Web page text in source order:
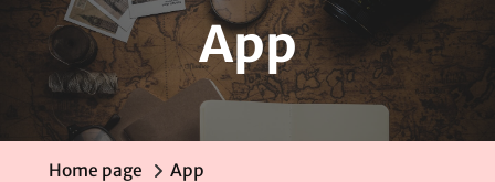
App
Home page App